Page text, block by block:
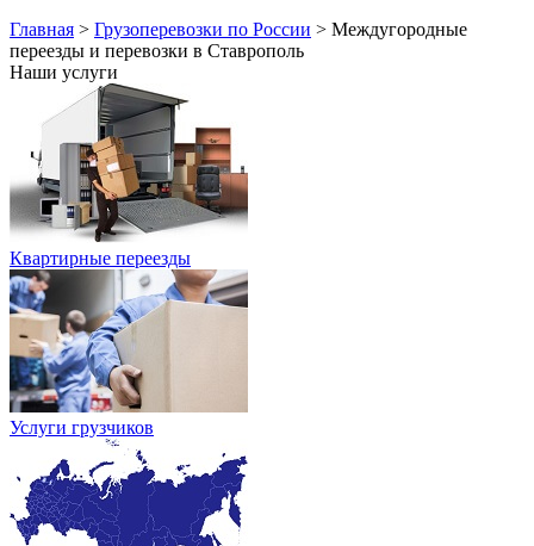
Главная > Грузоперевозки по России > Междугородные
переезды и перевозки в Ставрополь
Наши услуги
Квартирные переезды
Услуги грузчиков